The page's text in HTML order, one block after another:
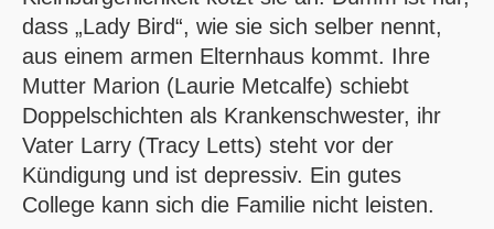
dass „Lady Bird“, wie sie sich selber nennt,
aus einem armen Elternhaus kommt. Ihre
Mutter Marion (Laurie Metcalfe) schiebt
Doppelschichten als Krankenschwester, ihr
Vater Larry (Tracy Letts) steht vor der
Kündigung und ist depressiv. Ein gutes
College kann sich die Familie nicht leisten.